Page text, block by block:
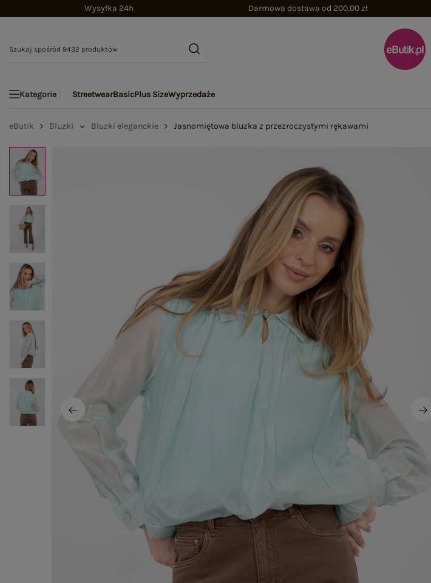
Wysyłka 24h Darmowa dostawa od 200,00 zł
Kategorie StreetwearBasicPlus SizeWyprzedaże
eButik Bluzki Bluzki eleganckie Jasnomiętowa bluzka z przezroczystymi rękawami